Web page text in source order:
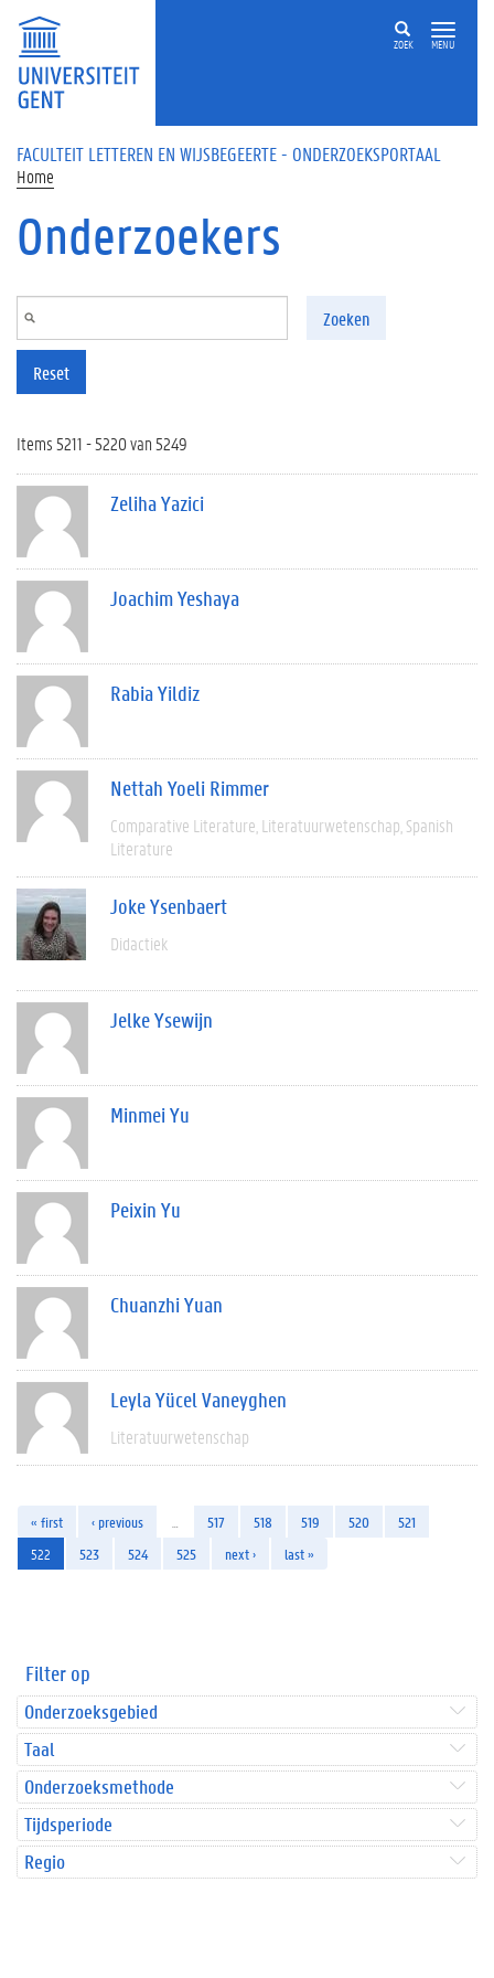
Overslaan en naar de inhoud gaan
ZOEK MENU
FACULTEIT LETTEREN EN WIJSBEGEERTE - ONDERZOEKSPORTAAL
Home
Onderzoekers
Zoeken
Reset
Items 5211 - 5220 van 5249
Zeliha Yazici
Joachim Yeshaya
Rabia Yildiz
Nettah Yoeli Rimmer
Comparative Literature Literatuurwetenschap Spanish
Literature
Joke Ysenbaert
Didactiek
Jelke Ysewijn
Minmei Yu
Peixin Yu
Chuanzhi Yuan
Leyla Yücel Vaneyghen
Literatuurwetenschap
« first ‹ previous 517 518 519 520
521
522
523 524 525 next › last »
Filter op
Onderzoeksgebied
Taal
Onderzoeksmethode
Tijdsperiode
Regio